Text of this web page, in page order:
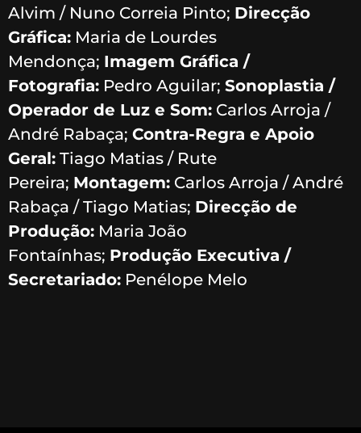
Alvim / Nuno Correia Pinto; Direcção
Gráfica: Maria de Lourdes
Mendonça; Imagem Gráfica /
Fotografia: Pedro Aguilar; Sonoplastia /
Operador de Luz e Som: Carlos Arroja /
André Rabaça; Contra-Regra e Apoio
Geral: Tiago Matias / Rute
Pereira; Montagem: Carlos Arroja / André
Rabaça / Tiago Matias; Direcção de
Produção: Maria João
Fontaínhas; Produção Executiva /
Secretariado: Penélope Melo